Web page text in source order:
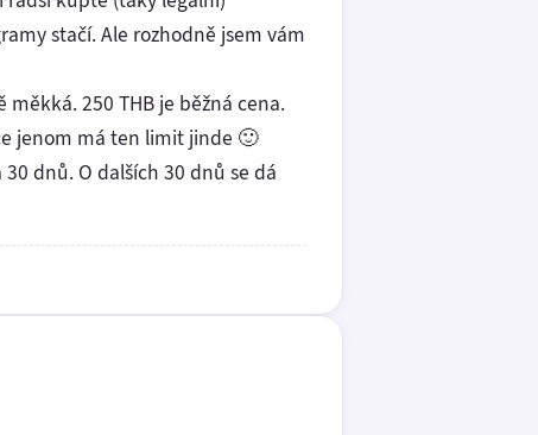
stačí. Ale rozhodně jsem vám
250 THB je běžná cena.
jenom má ten limit jinde 🙂
dnů. O dalších 30 dnů se dá